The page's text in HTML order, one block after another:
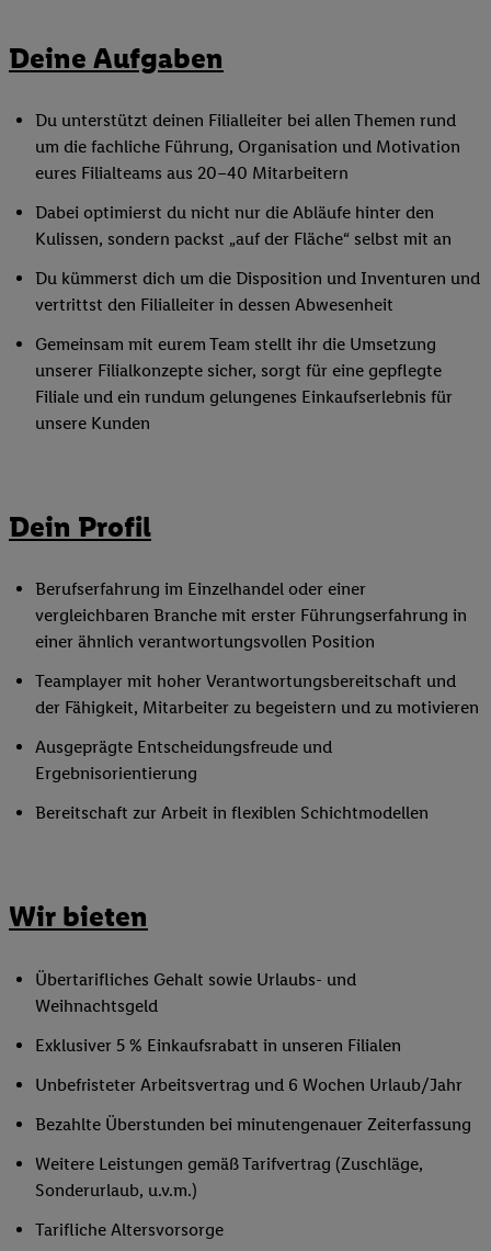
Deine Aufgaben
Du unterstützt deinen Filialleiter bei allen Themen rund
um die fachliche Führung, Organisation und Motivation
eures Filialteams aus 20–40 Mitarbeitern
Dabei optimierst du nicht nur die Abläufe hinter den
Kulissen, sondern packst „auf der Fläche“ selbst mit an
Du kümmerst dich um die Disposition und Inventuren und
vertrittst den Filialleiter in dessen Abwesenheit
Gemeinsam mit eurem Team stellt ihr die Umsetzung
unserer Filialkonzepte sicher, sorgt für eine gepflegte
Filiale und ein rundum gelungenes Einkaufserlebnis für
unsere Kunden
Dein Profil
Berufserfahrung im Einzelhandel oder einer
vergleichbaren Branche mit erster Führungserfahrung in
einer ähnlich verantwortungsvollen Position
Teamplayer mit hoher Verantwortungsbereitschaft und
der Fähigkeit, Mitarbeiter zu begeistern und zu motivieren
Ausgeprägte Entscheidungsfreude und
Ergebnisorientierung
Bereitschaft zur Arbeit in flexiblen Schichtmodellen
Wir bieten
Übertarifliches Gehalt sowie Urlaubs- und
Weihnachtsgeld
Exklusiver 5 % Einkaufsrabatt in unseren Filialen
Unbefristeter Arbeitsvertrag und 6 Wochen Urlaub/Jahr
Bezahlte Überstunden bei minutengenauer Zeiterfassung
Weitere Leistungen gemäß Tarifvertrag (Zuschläge,
Sonderurlaub, u.v.m.)
Tarifliche Altersvorsorge